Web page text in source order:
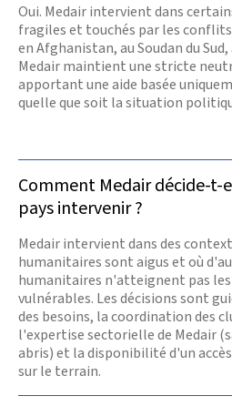
Oui. Medair intervient dans
fragiles et touchés par les
en Afghanistan, au Soudan du Sud,
Medair maintient une stricte
apportant une aide basée
quelle que soit la situation
Comment Medair décide-t-
pays intervenir ?
Medair intervient dans des
humanitaires sont aigus et où
humanitaires n'atteignent pas
vulnérables. Les décisions sont
des besoins, la coordination des
l'expertise sectorielle de Medair
abris) et la disponibilité d'un
sur le terrain.